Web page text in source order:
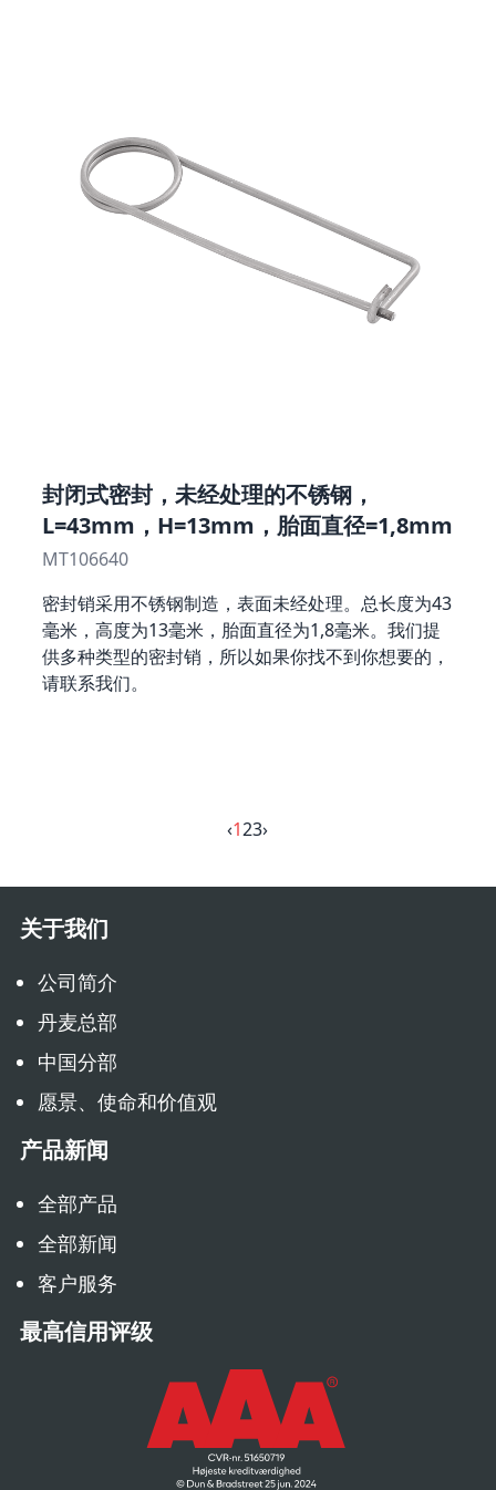
封闭式密封，未经处理的不锈钢，
L=43mm，H=13mm，胎面直径=1,8mm
MT106640
密封销采用不锈钢制造，表面未经处理。总长度为43
毫米，高度为13毫米，胎面直径为1,8毫米。我们提
供多种类型的密封销，所以如果你找不到你想要的，
请联系我们。
‹123›
关于我们
公司简介
丹麦总部
中国分部
愿景、使命和价值观
产品新闻
全部产品
全部新闻
客户服务
最高信用评级